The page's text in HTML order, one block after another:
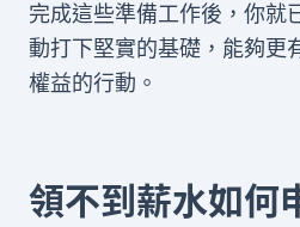
完成這些準備工作後，你就
動打下堅實的基礎，能夠更
權益的行動。
領不到薪水如何